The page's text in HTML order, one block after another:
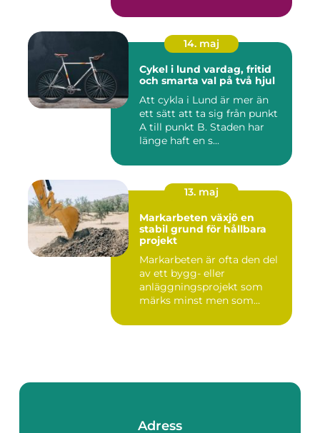
14. maj
Cykel i lund vardag, fritid
och smarta val på två hjul
Att cykla i Lund är mer än
ett sätt att ta sig från punkt
A till punkt B. Staden har
länge haft en s...
13. maj
Markarbeten växjö en
stabil grund för hållbara
projekt
Markarbeten är ofta den del
av ett bygg- eller
anläggningsprojekt som
märks minst men som
Adress